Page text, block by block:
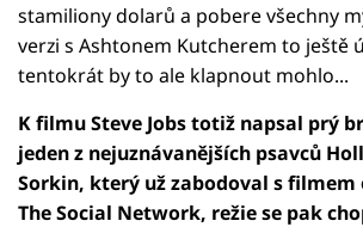
stamiliony dolarů a pobere všechny
verzi s Ashtonem Kutcherem to ještě
tentokrát by to ale klapnout mohlo...
K filmu Steve Jobs totiž napsal prý
jeden z nejuznávanějších psavců
Sorkin, který už zabodoval s filmem
The Social Network, režie se pak